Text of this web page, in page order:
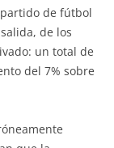
de fútbol
de los
un total de
del 7% sobre